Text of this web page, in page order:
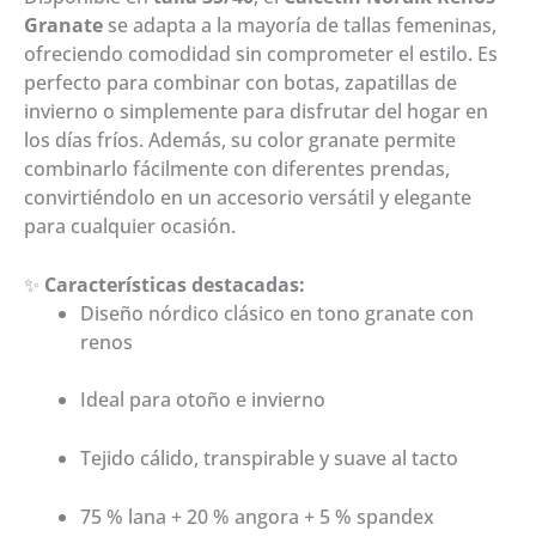
Granatese adapta a la mayoría de tallas femeninas,
ofreciendo comodidad sin comprometer el estilo. Es
perfecto para combinar con botas, zapatillas de
invierno o simplemente para disfrutar del hogar en
los días fríos. Además, su color granate permite
combinarlo fácilmente con diferentes prendas,
convirtiéndolo en un accesorio versátil y elegante
para cualquier ocasión.
✨ Características destacadas:
Diseño nórdico clásico en tono granate con
renos
Ideal para otoño e invierno
Tejido cálido, transpirable y suave al tacto
75 % lana + 20 % angora + 5 % spandex